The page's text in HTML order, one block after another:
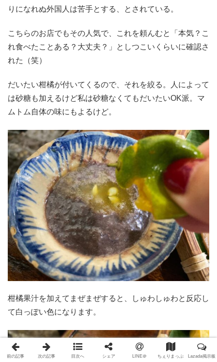
りになれぬ外国人は苦手とする、とされている。
こちらのお店でもその人気で、これを頼んむと「本気？こ
れ食べたことある？大丈夫？」としつこいくらいに確認さ
れた（笑）
だいたい柑橘が付いてくるので、それを絞る。人によって
は砂糖も加えるけど私は砂糖なくてもだいたいOK派。マ
ムトム自体の味にもよるけど。
柑橘果汁を加えてまぜまぜすると、しゅわしゅわと反応し
て白っぽい色になります。
前の記事 次の記事 目次へ シェア LINE＠ ちぇりまっぷ Lazada掲示板